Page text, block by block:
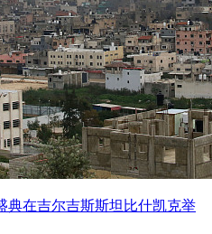
典在吉尔吉斯斯坦比什凯克举